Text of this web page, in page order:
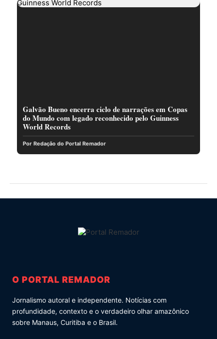
Galvão Bueno encerra ciclo de narrações em Copas
do Mundo com legado reconhecido pelo Guinness
World Records
Por Redação do Portal Remador
O PORTAL REMADOR
Jornalismo autoral e independente. Notícias com
profundidade, contexto e o verdadeiro olhar amazônico
sobre Manaus, Curitiba e o Brasil.